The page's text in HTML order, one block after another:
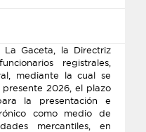
Gaceta, la Directriz
registrales,
mediante la cual se
2026, el plazo
la presentación e
como medio de
mercantiles, en